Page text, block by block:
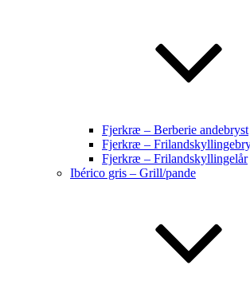
Fjerkræ – Berberie andebryst
Fjerkræ –
Fjerkræ – Frilandskyllingelår
Ibérico gris – Grill/pande